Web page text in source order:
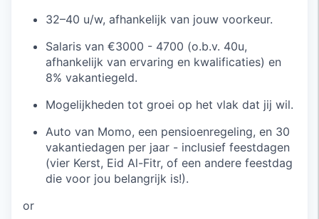
32–40 u/w, afhankelijk van jouw voorkeur.
Salaris van €3000 - 4700 (o.b.v. 40u,
afhankelijk van ervaring en kwalificaties) en
8% vakantiegeld.
Mogelijkheden tot groei op het vlak dat jij wil.
Auto van Momo, een pensioenregeling, en 30
vakantiedagen per jaar - inclusief feestdagen
(vier Kerst, Eid Al-Fitr, of een andere feestdag
die voor jou belangrijk is!).
or